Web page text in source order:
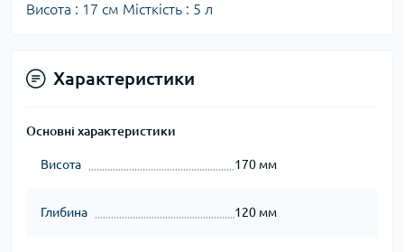
Висота : 17 см Місткість : 5 л
Характеристики
Основні характеристики
Висота 170 мм
Глибина 120 мм